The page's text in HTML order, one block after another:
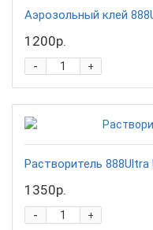
Аэрозольный клей
1200р.
+
-
Растворитель 888Ultra
1350р.
+
-